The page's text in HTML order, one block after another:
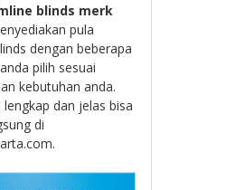
blinds merk
pula
dengan beberapa
pilih sesuai
kebutuhan anda.
dan jelas bisa
di